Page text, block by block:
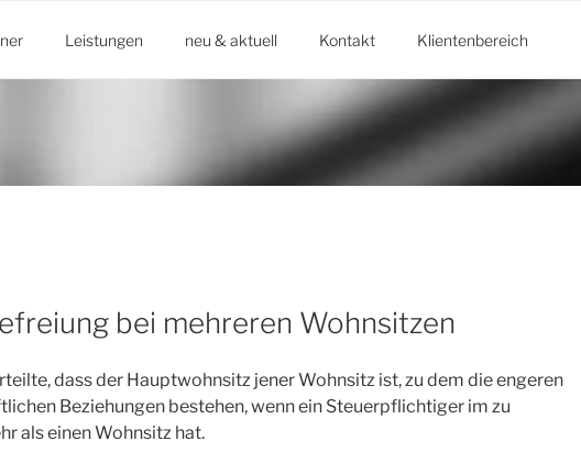
Leistungen neu & aktuell Kontakt Klientenbereich
bei mehreren Wohnsitzen
dass der Hauptwohnsitz jener Wohnsitz ist, zu dem die engeren
Beziehungen bestehen, wenn ein Steuerpflichtiger im zu
als einen Wohnsitz hat.